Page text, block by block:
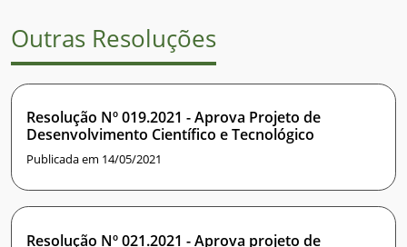
Outras Resoluções
Resolução Nº 019.2021 - Aprova Projeto de
Desenvolvimento Científico e Tecnológico
Publicada em 14/05/2021
Resolução Nº 021.2021 - Aprova projeto de